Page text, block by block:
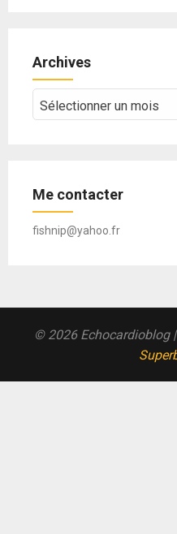
Archives
Me contacter
fishnip@yahoo.fr
© 2026 Echocardioblog